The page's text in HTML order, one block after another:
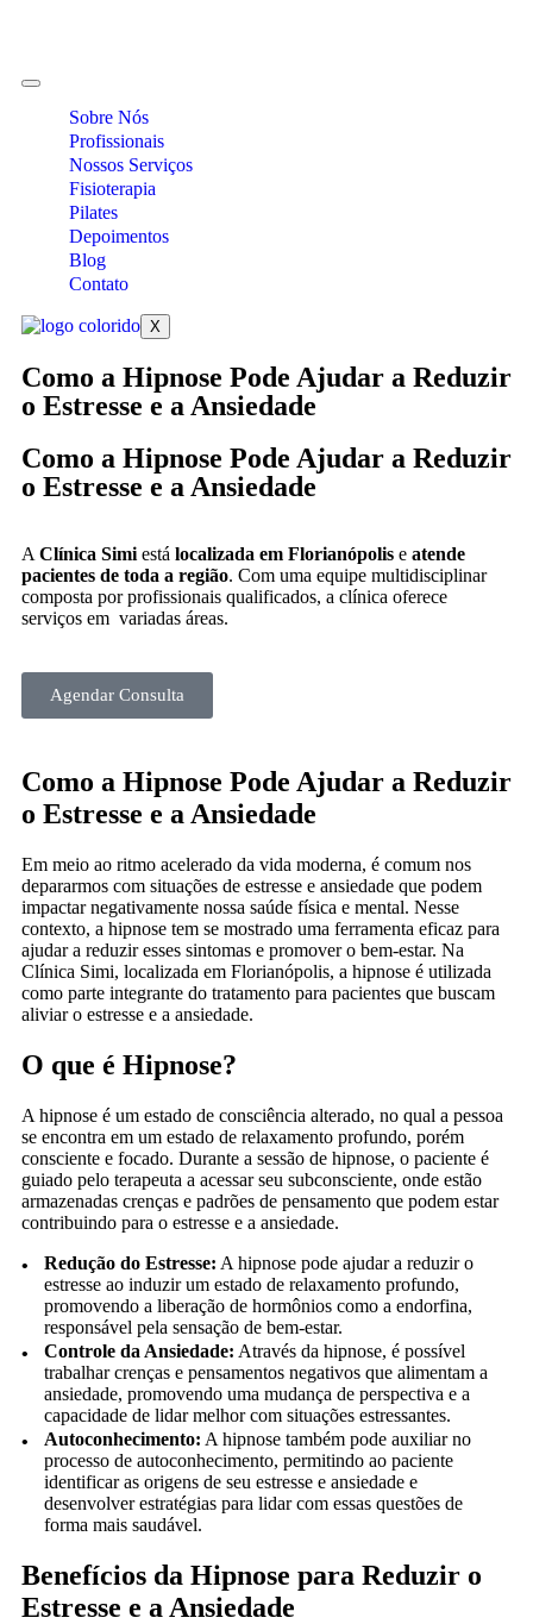
Sobre Nós
Profissionais
Nossos Serviços
Fisioterapia
Pilates
Depoimentos
Blog
Contato
X
Como a Hipnose Pode Ajudar a Reduzir
o Estresse e a Ansiedade
Como a Hipnose Pode Ajudar a Reduzir
o Estresse e a Ansiedade
A Clínica Simi está localizada em Florianópolis e atende
pacientes de toda a região. Com uma equipe multidisciplinar
composta por profissionais qualificados, a clínica oferece
serviços em variadas áreas.
Agendar Consulta
Como a Hipnose Pode Ajudar a Reduzir
o Estresse e a Ansiedade
Em meio ao ritmo acelerado da vida moderna, é comum nos
depararmos com situações de estresse e ansiedade que podem
impactar negativamente nossa saúde física e mental. Nesse
contexto, a hipnose tem se mostrado uma ferramenta eficaz para
ajudar a reduzir esses sintomas e promover o bem-estar. Na
Clínica Simi, localizada em Florianópolis, a hipnose é utilizada
como parte integrante do tratamento para pacientes que buscam
aliviar o estresse e a ansiedade.
O que é Hipnose?
A hipnose é um estado de consciência alterado, no qual a pessoa
se encontra em um estado de relaxamento profundo, porém
consciente e focado. Durante a sessão de hipnose, o paciente é
guiado pelo terapeuta a acessar seu subconsciente, onde estão
armazenadas crenças e padrões de pensamento que podem estar
contribuindo para o estresse e a ansiedade.
Redução do Estresse: A hipnose pode ajudar a reduzir o
estresse ao induzir um estado de relaxamento profundo,
promovendo a liberação de hormônios como a endorfina,
responsável pela sensação de bem-estar.
Controle da Ansiedade: Através da hipnose, é possível
trabalhar crenças e pensamentos negativos que alimentam a
ansiedade, promovendo uma mudança de perspectiva e a
capacidade de lidar melhor com situações estressantes.
Autoconhecimento: A hipnose também pode auxiliar no
processo de autoconhecimento, permitindo ao paciente
identificar as origens de seu estresse e ansiedade e
desenvolver estratégias para lidar com essas questões de
forma mais saudável.
Benefícios da Hipnose para Reduzir o
Estresse e a Ansiedade